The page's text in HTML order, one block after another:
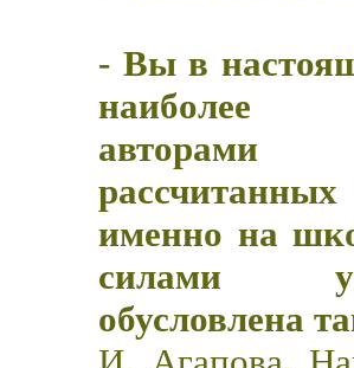
- Вы в
наиболее
именно на
силами
обусловлена